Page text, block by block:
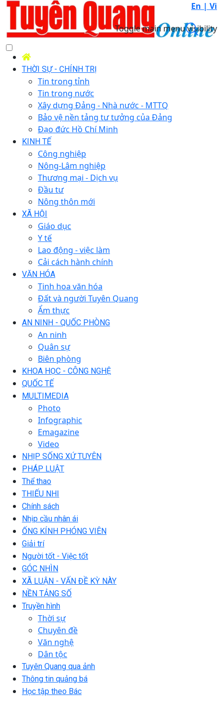
En | Vi
Toggle main menu visibility
THỜI SỰ - CHÍNH TRỊ
Tin trong tỉnh
Tin trong nước
Xây dựng Đảng - Nhà nước - MTTQ
Bảo vệ nền tảng tư tưởng của Đảng
Đạo đức Hồ Chí Minh
KINH TẾ
Công nghiệp
Nông-Lâm nghiệp
Thương mại - Dịch vụ
Đầu tư
Nông thôn mới
XÃ HỘI
Giáo dục
Y tế
Lao động - việc làm
Cải cách hành chính
VĂN HÓA
Tinh hoa văn hóa
Đất và người Tuyên Quang
Ẩm thực
AN NINH - QUỐC PHÒNG
An ninh
Quân sự
Biên phòng
KHOA HỌC - CÔNG NGHỆ
QUỐC TẾ
MULTIMEDIA
Photo
Infographic
Emagazine
Video
NHỊP SỐNG XỨ TUYÊN
PHÁP LUẬT
Thể thao
THIẾU NHI
Chính sách
Nhịp cầu nhân ái
ỐNG KÍNH PHÓNG VIÊN
Giải trí
Người tốt - Việc tốt
GÓC NHÌN
XÃ LUẬN - VẤN ĐỀ KỲ NÀY
NỀN TẢNG SỐ
Truyền hình
Thời sự
Chuyên đề
Văn nghệ
Dân tộc
Tuyên Quang qua ảnh
Thông tin quảng bá
Học tập theo Bác